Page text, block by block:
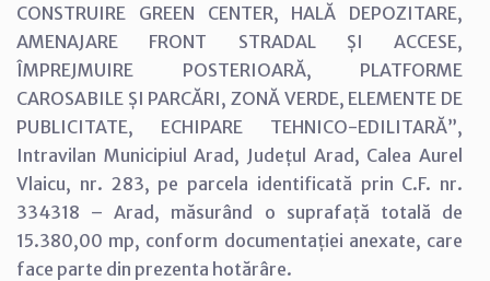
CONSTRUIRE GREEN CENTER, HALĂ DEPOZITARE,
AMENAJARE FRONT STRADAL ȘI ACCESE,
ÎMPREJMUIRE POSTERIOARĂ, PLATFORME
CAROSABILE ȘI PARCĂRI, ZONĂ VERDE, ELEMENTE DE
PUBLICITATE, ECHIPARE TEHNICO-EDILITARĂ”,
Intravilan Municipiul Arad, Județul Arad, Calea Aurel
Vlaicu, nr. 283, pe parcela identificată prin C.F. nr.
334318 – Arad, măsurând o suprafață totală de
15.380,00 mp, conform documentației anexate, care
face parte din prezenta hotărâre.